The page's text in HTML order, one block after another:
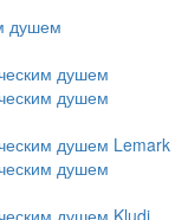
душем
душем
душем
душем Lemark
душем